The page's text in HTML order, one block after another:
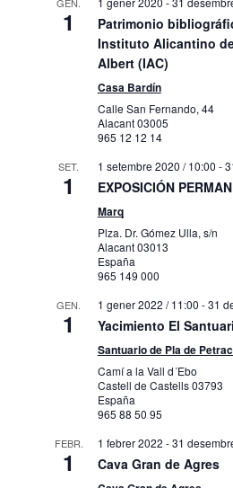
1
Patrimonio
Instituto Alicantino
Albert (IAC)
Casa Bardín
Calle San Fernando, 44
Alacant03005
965 12 12 14
SET.
1
1 setembre 2020 / 10:00 -
EXPOSICIÓN
Marq
Plza. Dr. Gómez Ulla, s/n
Alacant03013
España
965 149 000
GEN.
1
1 gener 2022 / 11:00 -31
Yacimiento El
Santuario de Pla de
Camí a la Vall d´Ebo
Castell de Castells03793
España
965 88 50 95
FEBR.
1
1 febrer 2022 -31
Cava Gran de Agres